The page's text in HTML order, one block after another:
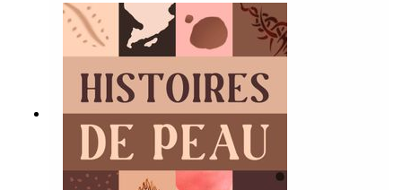
différents types d’eczéma.
Des expériences de vie où chacune d’entre elles a su
retisser un lien avec sa propre peau, en dépit de la